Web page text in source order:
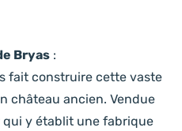
Bryas :
fait construire cette vaste
château ancien. Vendue
qui y établit une fabrique